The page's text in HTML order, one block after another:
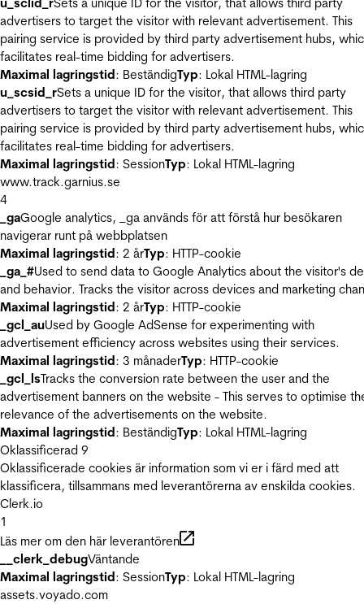
advertisers to target the visitor with relevant advertisement. This
pairing service is provided by third party advertisement hubs,
facilitates real-time bidding for advertisers.
Maximal lagringstid: BeständigTyp: Lokal HTML-lagring
u_scsid_rSets a unique ID for the visitor, that allows third party
advertisers to target the visitor with relevant advertisement. This
pairing service is provided by third party advertisement hubs,
facilitates real-time bidding for advertisers.
Maximal lagringstid: SessionTyp: Lokal HTML-lagring
www.track.garnius.se
4
_gaGoogle analytics, _ga används för att förstå hur besökaren
navigerar runt på webbplatsen
Maximal lagringstid: 2 årTyp: HTTP-cookie
_ga_#Used to send data to Google Analytics about the visitor's
and behavior. Tracks the visitor across devices and marketing
Maximal lagringstid: 2 årTyp: HTTP-cookie
_gcl_auUsed by Google AdSense for experimenting with
advertisement efficiency across websites using their services.
Maximal lagringstid: 3 månaderTyp: HTTP-cookie
_gcl_lsTracks the conversion rate between the user and the
advertisement banners on the website - This serves to optimise
relevance of the advertisements on the website.
Maximal lagringstid: BeständigTyp: Lokal HTML-lagring
Oklassificerad 9
Oklassificerade cookies är information som vi er i färd med att
klassificera, tillsammans med leverantörerna av enskilda cookies.
Clerk.io
1
Läs mer om den här leverantören
__clerk_debugVäntande
Maximal lagringstid: SessionTyp: Lokal HTML-lagring
assets.voyado.com